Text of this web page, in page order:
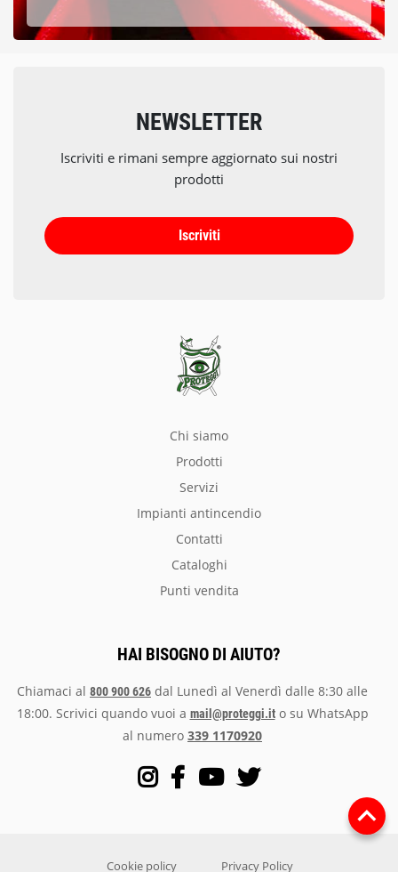
chi siamo
prodotti
servizi
impianti antincendio
Contatti
Cataloghi
Punti vendita
HAI BISOGNO DI AIUTO?
Chiamaci al 800 900 626 dal Lunedì al Venerdì dalle 8:30 alle
18:00. Scrivici quando vuoi a mail@proteggi.ito su WhatsApp
al numero 339 1170920
NEWSLETTER
Iscriviti e rimani sempre aggiornato sui nostri
prodotti
Iscriviti
Cookie policy Privacy Policy